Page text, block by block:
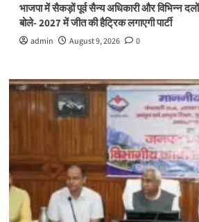
भाजपा में सैकड़ों पूर्व सैन्य अधिकारी और विभिन्न
बोले- 2027 में जीत की हैट्रिक लगाएगी पार्टी
admin August 9, 2026 0